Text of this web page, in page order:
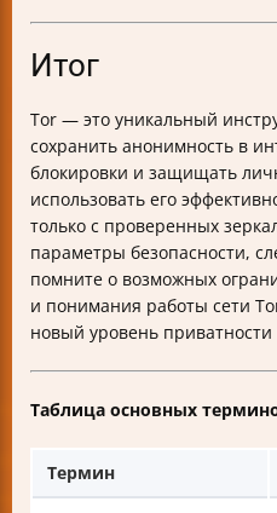
Итог
Tor — это уникальный
сохранить анонимность в
блокировки и защищать
использовать его
только с проверенных
параметры безопасности,
помните о возможных
и понимания работы сети
новый уровень приватности
Таблица основных
Термин